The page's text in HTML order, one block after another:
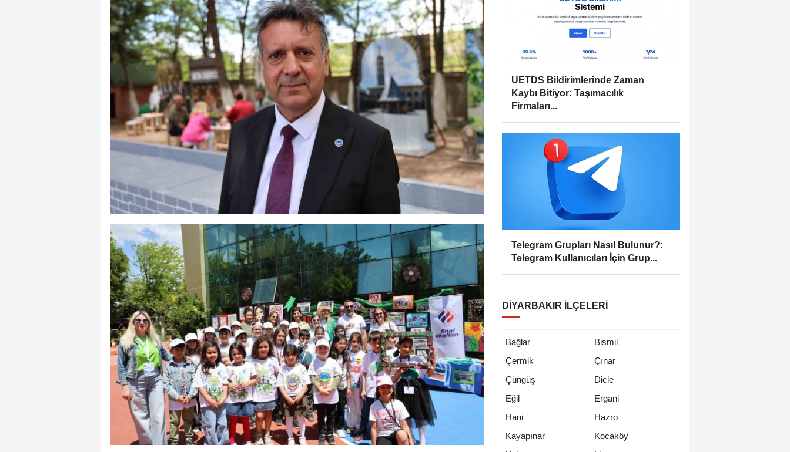
UETDS Bildirimlerinde Zaman
Kaybı Bitiyor: Taşımacılık
Firmaları...
Telegram Grupları Nasıl Bulunur?:
Telegram Kullanıcıları İçin Grup...
DIYARBAKIR İLÇELERI
Bağlar
Bismil
Çermik
Çınar
Çüngüş
Dicle
Eğil
Ergani
Hani
Hazro
Kayapınar
Kocaköy